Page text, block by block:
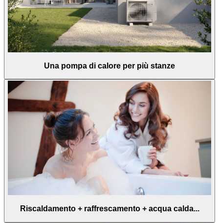
Una pompa di calore per più stanze
Riscaldamento + raffrescamento + acqua calda...